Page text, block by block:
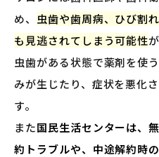
め、
虫歯や歯周病、ひび割
も見逃されてしまう可能性
虫歯がある状態で薬剤を使
みが生じたり、症状を悪化
す。
また国民生活センターは、
約トラブルや、中途解約時